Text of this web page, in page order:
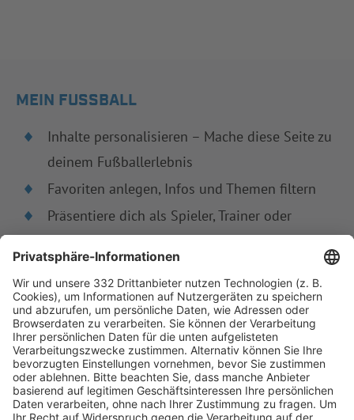
MEIN FUSSBALL
Inhalte personalisieren – Mache diese Seite zu
deinem Fußballerlebnis
Favoriten anlegen, Infos und Themen filtern
Präsentiere dich als Spieler, Trainer oder
Schiedsrichter
JETZT PROFIL ANLEGEN
ÜBER UNS